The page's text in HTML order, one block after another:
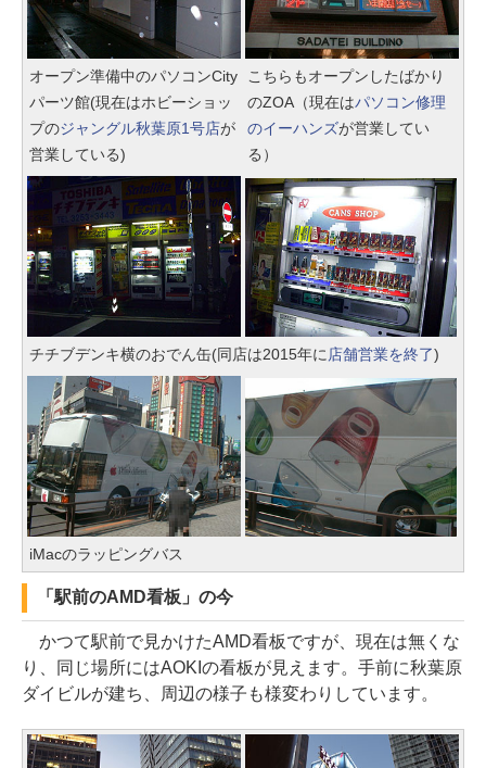
オープン準備中のパソコンCity
パーツ館(現在はホビーショッ
プのジャングル秋葉原1号店が
営業している)
こちらもオープンしたばかり
のZOA（現在はパソコン修理
のイーハンズが営業してい
る）
チチブデンキ横のおでん缶(同店は2015年に 店舗営業を終了)
iMacのラッピングバス
「駅前のAMD看板」の今
かつて駅前で見かけたAMD看板ですが、現在は無くな
り、同じ場所にはAOKIの看板が見えます。手前に秋葉原
ダイビルが建ち、周辺の様子も様変わりしています。